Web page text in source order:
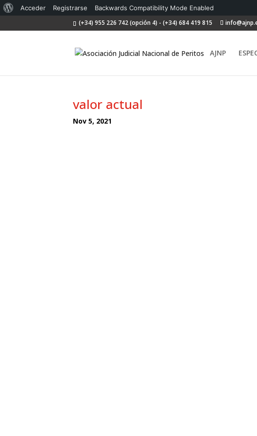
Acerca
Acceder Registrarse Backwards Compatibility Mode Enabled
(+34) 955 226 742 (opción 4) - (+34) 684 419 815
AJNP
valor actual
Nov 5, 2021